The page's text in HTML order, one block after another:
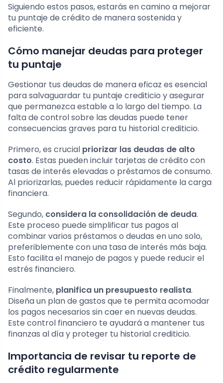
Siguiendo estos pasos, estarás en camino a mejorar
tu puntaje de crédito de manera sostenida y
eficiente.
Cómo manejar deudas para proteger
tu puntaje
Gestionar tus deudas de manera eficaz es esencial
para salvaguardar tu puntaje crediticio y asegurar
que permanezca estable a lo largo del tiempo. La
falta de control sobre las deudas puede tener
consecuencias graves para tu historial crediticio.
Primero, es crucial priorizar las deudas de alto
costo. Estas pueden incluir tarjetas de crédito con
tasas de interés elevadas o préstamos de consumo.
Al priorizarlas, puedes reducir rápidamente la carga
financiera.
Segundo, considera la consolidación de deuda.
Este proceso puede simplificar tus pagos al
combinar varios préstamos o deudas en uno solo,
preferiblemente con una tasa de interés más baja.
Esto facilita el manejo de pagos y puede reducir el
estrés financiero.
Finalmente, planifica un presupuesto realista.
Diseña un plan de gastos que te permita acomodar
los pagos necesarios sin caer en nuevas deudas.
Este control financiero te ayudará a mantener tus
finanzas al día y proteger tu historial crediticio.
Importancia de revisar tu reporte de
crédito regularmente